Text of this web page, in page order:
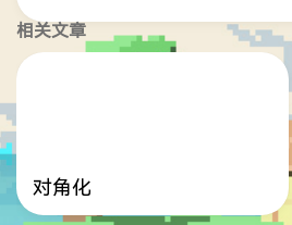
相关文章
对角化